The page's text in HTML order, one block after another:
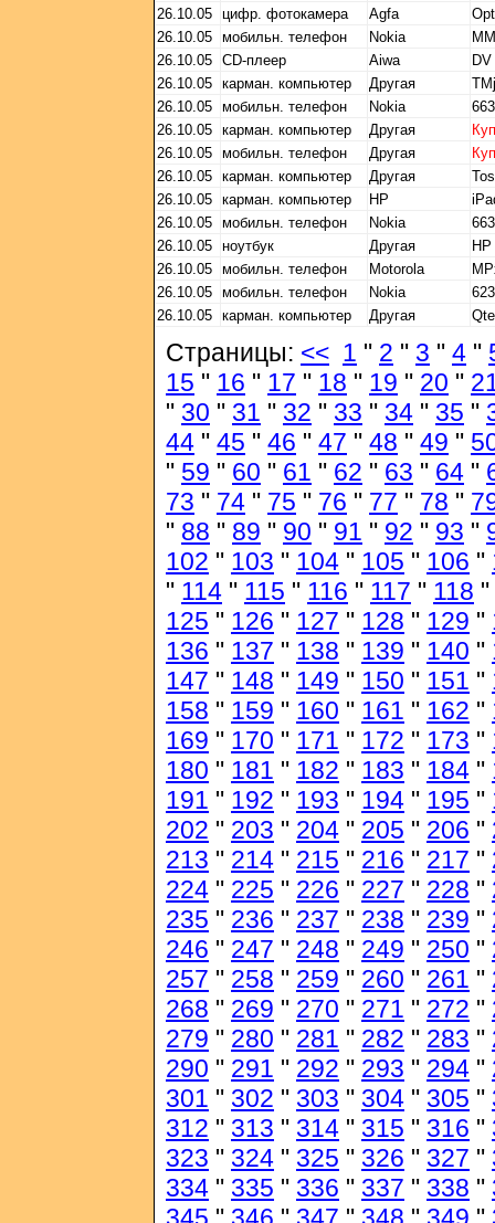
26.10.05 цифр. фотокамера Agfa
26.10.05 мобильн. телефон Nokia
26.10.05 CD-плеер Aiwa
26.10.05 карман. компьютер Другая
26.10.05 мобильн. телефон Nokia
26.10.05 карман. компьютер Другая
26.10.05 мобильн. телефон Другая
26.10.05 карман. компьютер Другая
26.10.05 карман. компьютер HP
26.10.05 мобильн. телефон Nokia
26.10.05 ноутбук Другая
26.10.05 мобильн. телефон Motorola
26.10.05 мобильн. телефон Nokia
26.10.05 карман. компьютер Другая
Страницы: << 1 " 2 " 3 " 4 "
15 " 16 " 17 " 18 " 19 " 20 "
" 30 " 31 " 32 " 33 " 34 " 35 "
44 " 45 " 46 " 47 " 48 " 49 "
" 59 " 60 " 61 " 62 " 63 " 64 "
73 " 74 " 75 " 76 " 77 " 78 "
" 88 " 89 " 90 " 91 " 92 " 93 "
102 " 103 " 104 " 105 " 106 "
" 114 " 115 " 116 " 117 " 118 "
125 " 126 " 127 " 128 " 129 "
136 " 137 " 138 " 139 " 140 "
147 " 148 " 149 " 150 " 151 "
158 " 159 " 160 " 161 " 162 "
169 " 170 " 171 " 172 " 173 "
180 " 181 " 182 " 183 " 184 "
191 " 192 " 193 " 194 " 195 "
202 " 203 " 204 " 205 " 206 "
213 " 214 " 215 " 216 " 217 "
224 " 225 " 226 " 227 " 228 "
235 " 236 " 237 " 238 " 239 "
246 " 247 " 248 " 249 " 250 "
257 " 258 " 259 " 260 " 261 "
268 " 269 " 270 " 271 " 272 "
279 " 280 " 281 " 282 " 283 "
290 " 291 " 292 " 293 " 294 "
301 " 302 " 303 " 304 " 305 "
312 " 313 " 314 " 315 " 316 "
323 " 324 " 325 " 326 " 327 "
334 " 335 " 336 " 337 " 338 "